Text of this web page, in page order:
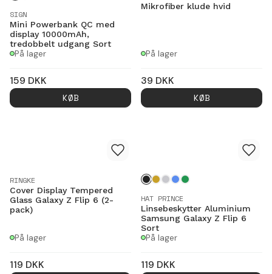
SIGN
Mini Powerbank QC med
display 10000mAh,
tredobbelt udgang Sort
På lager
159 DKK
KØB
Mikrofiber klude hvid
På lager
39 DKK
KØB
RINGKE
Cover Display Tempered
Glass Galaxy Z Flip 6 (2-
pack)
På lager
119 DKK
HAT PRINCE
Linsebeskytter Aluminium
Samsung Galaxy Z Flip 6
Sort
På lager
119 DKK